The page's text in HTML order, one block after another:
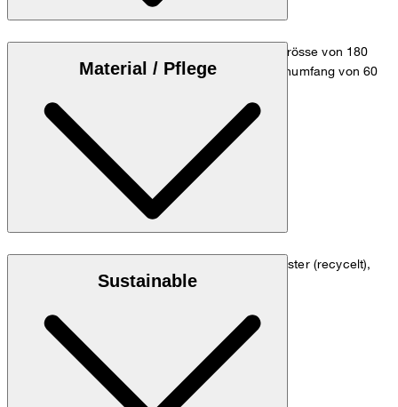
Das Model trägt die Grösse 36 bei einer Körpergrösse von 180
cm, einem Brustumfang von 83 cm, einem Taillenumfang von 60
Maßtabelle
Material / Pflege
Dopio Crêpe in Viskosemischung aus 64% Polyester (recycelt),
31% Viskose, 5% Elasthan
Sustainable